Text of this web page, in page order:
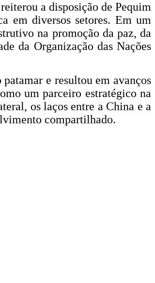
a disposição de Pequim
em diversos setores. Em um
na promoção da paz, da
da Organização das Nações
e resultou em avanços
um parceiro estratégico na
os laços entre a China e a
compartilhado.